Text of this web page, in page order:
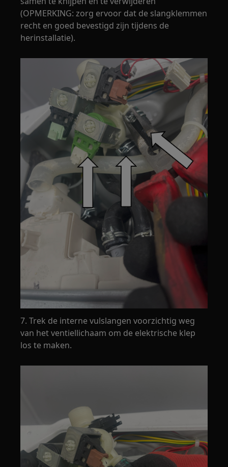
(OPMERKING: zorg ervoor dat de slangklemmen
recht en goed bevestigd zijn tijdens de
herinstallatie).
7. Trek de interne vulslangen voorzichtig weg
van het ventiellichaam om de elektrische klep
los te maken.